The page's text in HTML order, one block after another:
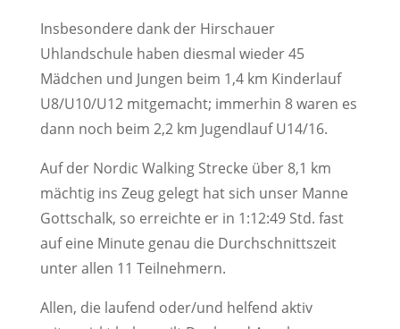
Insbesondere dank der Hirschauer
Uhlandschule haben diesmal wieder 45
Mädchen und Jungen beim 1,4 km Kinderlauf
U8/U10/U12 mitgemacht; immerhin 8 waren es
dann noch beim 2,2 km Jugendlauf U14/16.
Auf der Nordic Walking Strecke über 8,1 km
mächtig ins Zeug gelegt hat sich unser Manne
Gottschalk, so erreichte er in 1:12:49 Std. fast
auf eine Minute genau die Durchschnittszeit
unter allen 11 Teilnehmern.
Allen, die laufend oder/und helfend aktiv